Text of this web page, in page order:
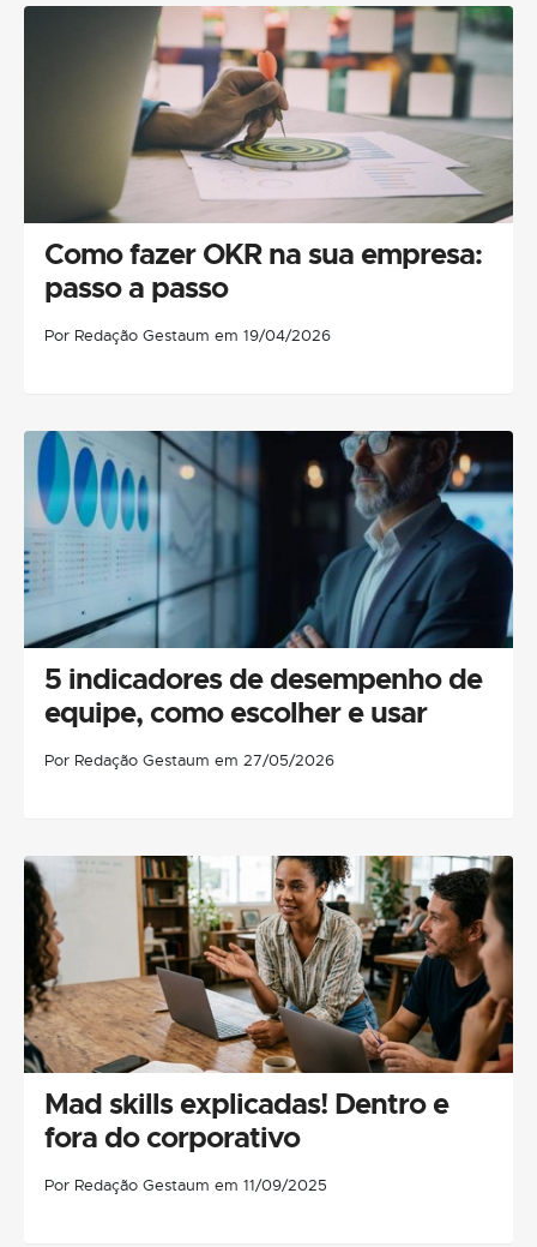
Como fazer OKR na sua empresa:
passo a passo
Por Redação Gestaum em 19/04/2026
5 indicadores de desempenho de
equipe, como escolher e usar
Por Redação Gestaum em 27/05/2026
Mad skills explicadas! Dentro e
fora do corporativo
Por Redação Gestaum em 11/09/2025